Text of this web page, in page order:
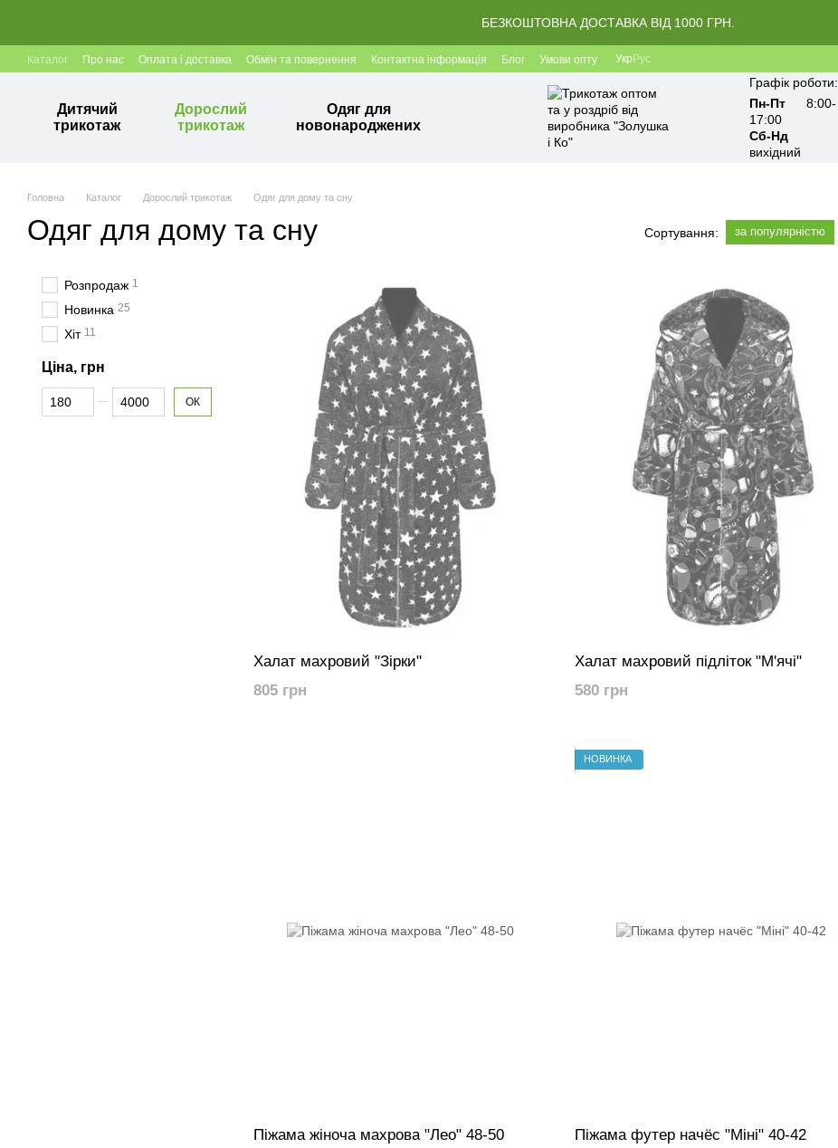
БЕЗКОШТОВНА ДОСТАВКА ВІД 1000 ГРН.
Каталог Про нас Оплата і доставка Обмін та повернення Контактна інформація Блог Умови опту Укр Рус
Дитячий
трикотаж
Дорослий
трикотаж
Одяг для
новонароджених
Графік роботи:
Пн-Пт
8:00-
17:00
Сб-Нд
вихідний
Головна Каталог Дорослий трикотаж Одяг для дому та сну
Одяг для дому та сну Сортування: за популярністю
Халат махровий "Зірки"
805 грн
Халат махровий підліток "М'ячі"
580 грн
Піжама жіноча махрова "Лео" 48-50
НОВИНКА
Піжама футер начёс "Міні" 40-42
Розпродаж 1
Новинка 25
Хіт 11
Ціна, грн
Від Ціна, грн
До Ціна, грн ОК